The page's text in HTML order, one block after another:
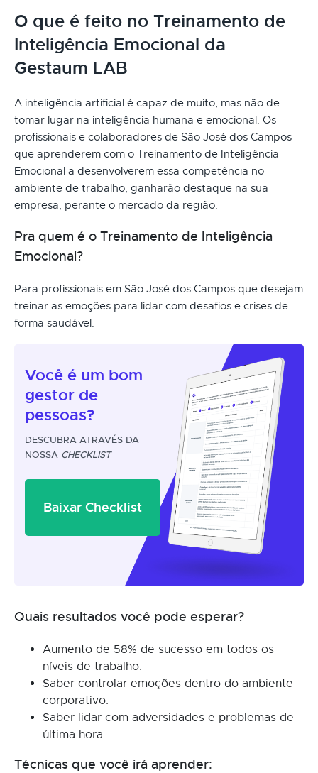
O que é feito no Treinamento de
Inteligência Emocional da
Gestaum LAB
A inteligência artificial é capaz de muito, mas não de
tomar lugar na inteligência humana e emocional. Os
profissionais e colaboradores de São José dos Campos
que aprenderem com o Treinamento de Inteligência
Emocional a desenvolverem essa competência no
ambiente de trabalho, ganharão destaque na sua
empresa, perante o mercado da região.
Pra quem é o Treinamento de Inteligência
Emocional?
Para profissionais em São José dos Campos que desejam
treinar as emoções para lidar com desafios e crises de
forma saudável.
Você é um bom
gestor de
pessoas?
DESCUBRA ATRAVÉS DA
NOSSA CHECKLIST
Baixar Checklist
Quais resultados você pode esperar?
Aumento de 58% de sucesso em todos os
níveis de trabalho.
Saber controlar emoções dentro do ambiente
corporativo.
Saber lidar com adversidades e problemas de
última hora.
Técnicas que você irá aprender: